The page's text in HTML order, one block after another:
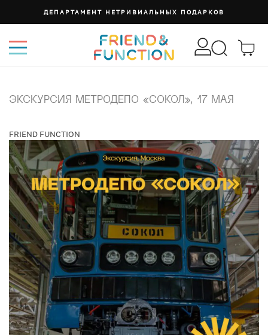
ДЕПАРТАМЕНТ НЕТРИВИАЛЬНЫХ ПОДАРКОВ
ЭКСКУРСИЯ МЕТРОДЕПО «СОКОЛ», 17 МАЯ
FRIEND FUNCTION